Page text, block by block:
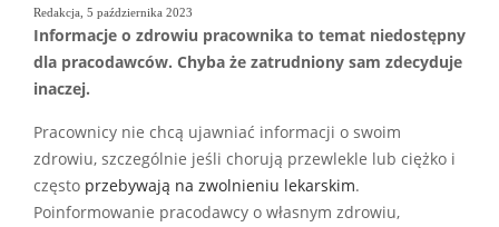
Redakcja 5 października 2023
Informacje o zdrowiu pracownika to temat niedostępny
dla pracodawców. Chyba że zatrudniony sam zdecyduje
inaczej.
Pracownicy nie chcą ujawniać informacji o swoim
zdrowiu, szczególnie jeśli chorują przewlekle lub ciężko i
często przebywają na zwolnieniu lekarskim.
Poinformowanie pracodawcy o własnym zdrowiu,